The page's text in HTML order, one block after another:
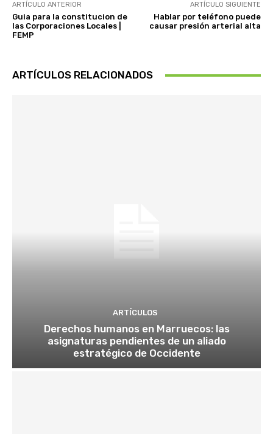
ARTÍCULO ANTERIOR
Guia para la constitucion de
las Corporaciones Locales |
FEMP
ARTÍCULO SIGUIENTE
Hablar por teléfono puede
causar presión arterial alta
ARTÍCULOS RELACIONADOS
ARTÍCULOS
Derechos humanos en Marruecos: las
asignaturas pendientes de un aliado
estratégico de Occidente